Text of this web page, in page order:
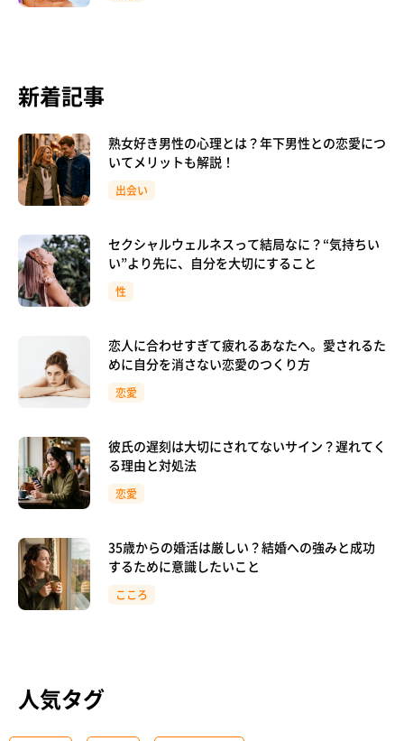
新着記事
熟女好き男性の心理とは？年下男性との恋愛につ
いてメリットも解説！
出会い
セクシャルウェルネスって結局なに？“気持ちい
い”より先に、自分を大切にすること
性
恋人に合わせすぎて疲れるあなたへ。愛されるた
めに自分を消さない恋愛のつくり方
恋愛
彼氏の遅刻は大切にされてないサイン？遅れてく
る理由と対処法
恋愛
35歳からの婚活は厳しい？結婚への強みと成功
するために意識したいこと
こころ
人気タグ